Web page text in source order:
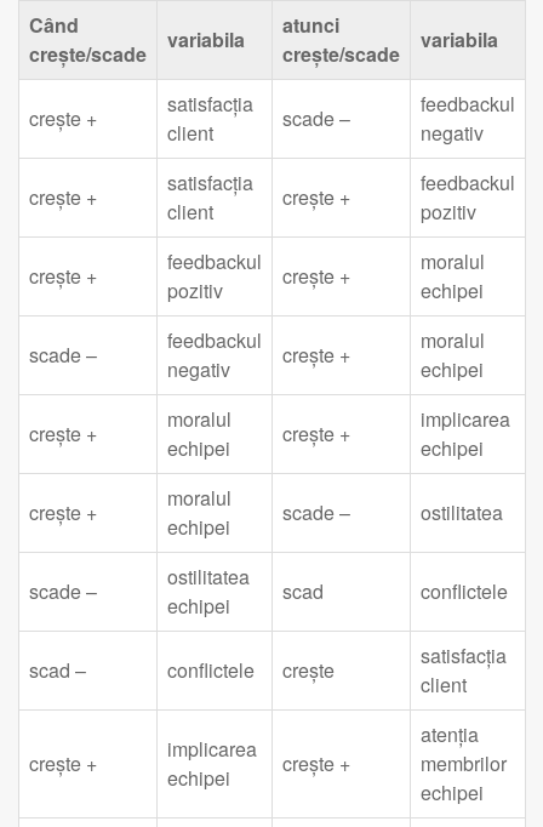
Când
crește/scade
variabila
atunci
crește/scade
variabila
crește +
satisfacția
client
scade –
feedbackul
negativ
crește +
satisfacția
client
crește +
feedbackul
pozitiv
crește +
feedbackul
pozitiv
crește +
moralul
echipei
scade –
feedbackul
negativ
crește +
moralul
echipei
crește +
moralul
echipei
crește +
implicarea
echipei
crește +
moralul
echipei
scade – ostilitatea
scade –
ostilitatea
echipei
scad conflictele
scad – conflictele crește
satisfacția
client
crește +
implicarea
echipei
crește +
atenția
membrilor
echipei